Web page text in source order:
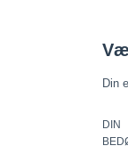
Din
DIN